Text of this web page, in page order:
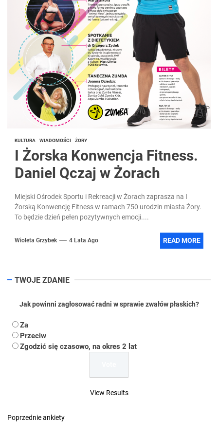
KULTURA WIADOMOŚCI ŻORY
I Żorska Konwencja Fitness.
Daniel Qczaj w Żorach
Miejski Ośrodek Sportu i Rekreacji w Żorach zaprasza na I
Żorską Konwencję Fitness w ramach 750 urodzin miasta Żory.
To będzie dzień pełen pozytywnych emocji....
Wioleta Grzybek 4 Lata Ago READ MORE
TWOJE ZDANIE
Jak powinni zagłosować radni w sprawie zwałów płaskich?
Za
Przeciw
Zgodzić się czasowo, na okres 2 lat
View Results
Poprzednie ankiety